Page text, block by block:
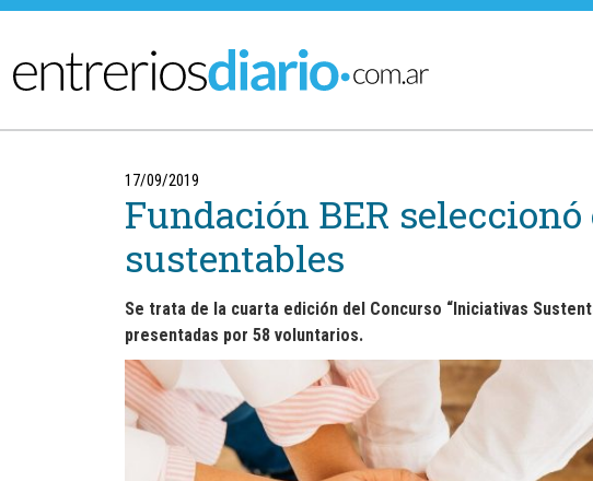
Ir al menú principal
17/09/2019
Fundación BER
sustentables
Se trata de la cuarta edición del Concurso “Iniciativas
presentadas por 58 voluntarios.